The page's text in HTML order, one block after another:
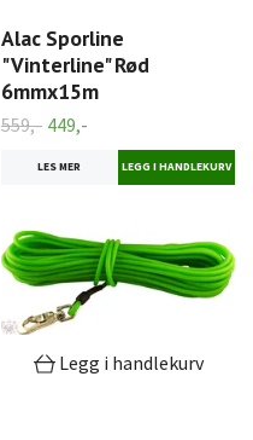
Alac Sporline
"Vinterline" Rød
6mmx15m
559,- 449,-
LES MER
Legg i handlekurv